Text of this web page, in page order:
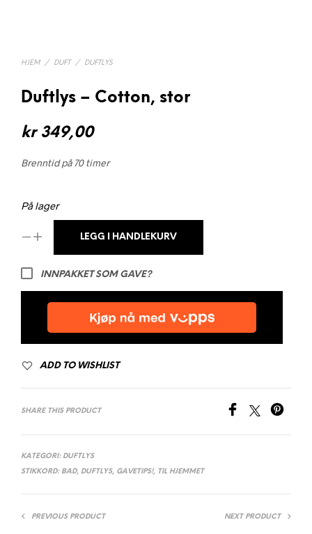
HJEM / DUFT / DUFTLYS
Duftlys – Cotton, stor
kr349,00
Brenntid på 70 timer
På lager
LEGG I HANDLEKURV
INNPAKKET SOM GAVE?
ADD TO WISHLIST
SHARE THIS PRODUCT
KATEGORI: DUFTLYS
STIKKORD: BAD, DUFTLYS, GAVETIPS!, TIL HJEMMET
PREVIOUS PRODUCT NEXT PRODUCT